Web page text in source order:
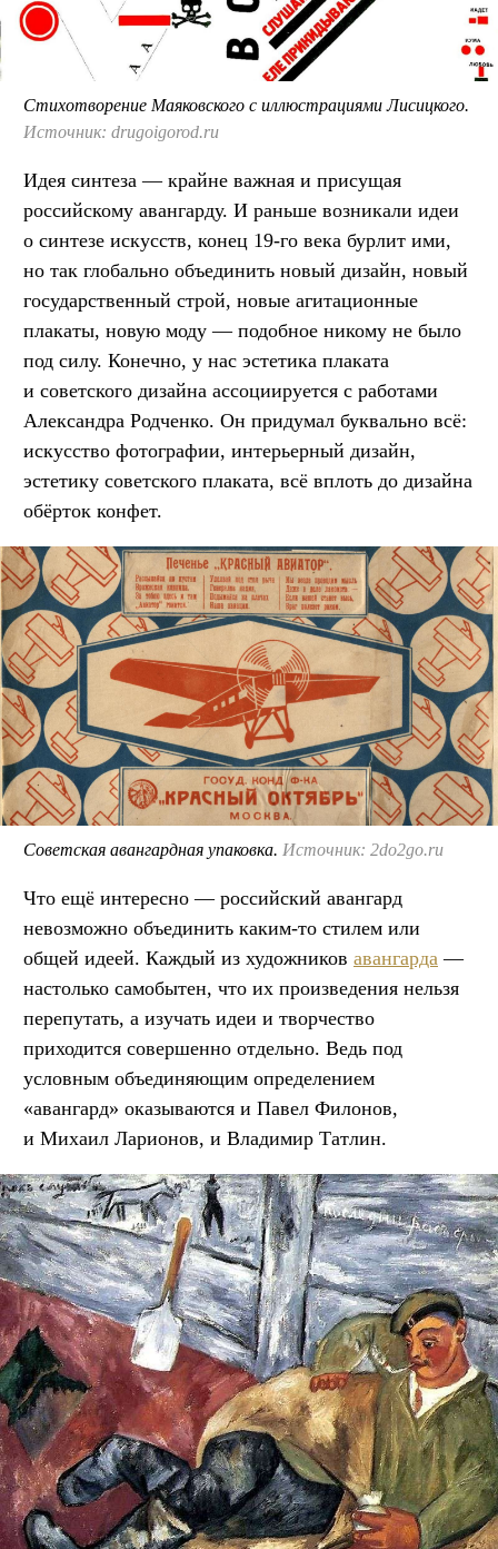
Стихотворение Маяковского с иллюстрациями Лисицкого.
Источник: drugoigorod.ru
Идея синтеза — крайне важная и присущая
российскому авангарду. И раньше возникали идеи
о синтезе искусств, конец 19-го века бурлит ими,
но так глобально объединить новый дизайн, новый
государственный строй, новые агитационные
плакаты, новую моду — подобное никому не было
под силу. Конечно, у нас эстетика плаката
и советского дизайна ассоциируется с работами
Александра Родченко. Он придумал буквально всё:
искусство фотографии, интерьерный дизайн,
эстетику советского плаката, всё вплоть до дизайна
обёрток конфет.
Советская авангардная упаковка. Источник: 2do2go.ru
Что ещё интересно — российский авангард
невозможно объединить каким-то стилем или
общей идеей. Каждый из художников авангарда —
настолько самобытен, что их произведения нельзя
перепутать, а изучать идеи и творчество
приходится совершенно отдельно. Ведь под
условным объединяющим определением
«авангард» оказываются и Павел Филонов,
и Михаил Ларионов, и Владимир Татлин.